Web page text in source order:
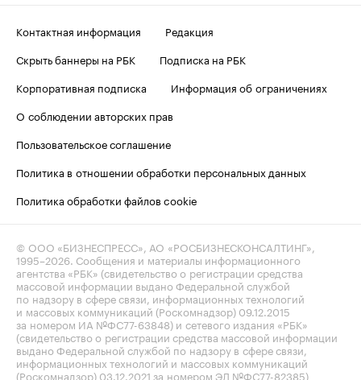
Контактная информация
Редакция
Скрыть баннеры на РБК
Подписка на РБК
Корпоративная подписка
Информация об ограничениях
О соблюдении авторских прав
Пользовательское соглашение
Политика в отношении обработки персональных данных
Политика обработки файлов cookie
© ООО «БИЗНЕСПРЕСС», АО «РОСБИЗНЕСКОНСАЛТИНГ»,
1995–2026 . Сообщения и материалы информационного
агентства «РБК» (свидетельство о регистрации средства
массовой информации выдано Федеральной службой
по надзору в сфере связи, информационных технологий
и массовых коммуникаций (Роскомнадзор) 09.12.2015
за номером ИА №ФС77-63848) и сетевого издания «РБК»
(свидетельство о регистрации средства массовой информации
выдано Федеральной службой по надзору в сфере связи,
информационных технологий и массовых коммуникаций
(Роскомнадзор) 03.12.2021 за номером ЭЛ №ФС77-82385)